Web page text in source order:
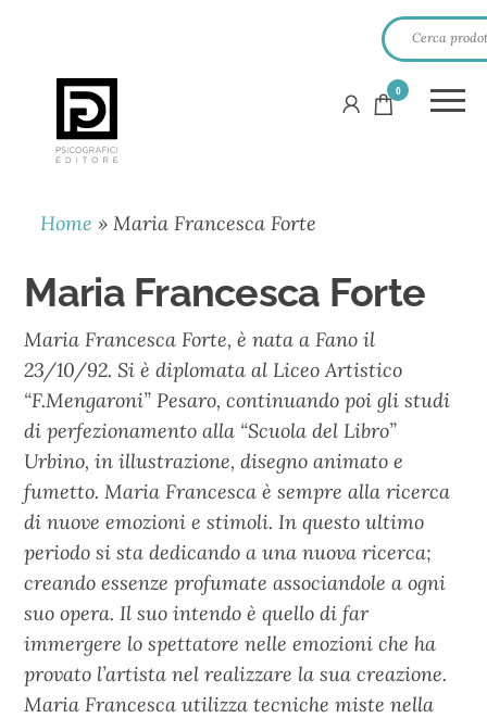
PSICOGRAFICI
EDITORE
0
Home »Maria Francesca Forte
Maria Francesca Forte
Maria Francesca Forte, è nata a Fano il
23/10/92. Si è diplomata al Liceo Artistico
“F.Mengaroni” Pesaro, continuando poi gli studi
di perfezionamento alla “Scuola del Libro”
Urbino, in illustrazione, disegno animato e
fumetto. Maria Francesca è sempre alla ricerca
di nuove emozioni e stimoli. In questo ultimo
periodo si sta dedicando a una nuova ricerca;
creando essenze profumate associandole a ogni
suo opera. Il suo intendo è quello di far
immergere lo spettatore nelle emozioni che ha
provato l’artista nel realizzare la sua creazione.
Maria Francesca utilizza tecniche miste nella